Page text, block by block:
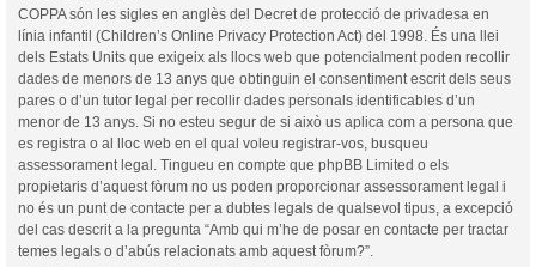
COPPA són les sigles en anglès del Decret de protecció de privadesa en
línia infantil (Children’s Online Privacy Protection Act) del 1998. És una llei
dels Estats Units que exigeix als llocs web que potencialment poden recollir
dades de menors de 13 anys que obtinguin el consentiment escrit dels seus
pares o d’un tutor legal per recollir dades personals identificables d’un
menor de 13 anys. Si no esteu segur de si això us aplica com a persona que
es registra o al lloc web en el qual voleu registrar-vos, busqueu
assessorament legal. Tingueu en compte que phpBB Limited o els
propietaris d’aquest fòrum no us poden proporcionar assessorament legal i
no és un punt de contacte per a dubtes legals de qualsevol tipus, a excepció
del cas descrit a la pregunta “Amb qui m’he de posar en contacte per tractar
temes legals o d’abús relacionats amb aquest fòrum?”.